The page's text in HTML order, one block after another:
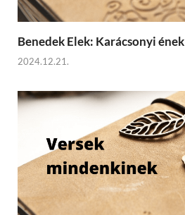
Benedek Elek: Karácsonyi ének
2024.12.21.